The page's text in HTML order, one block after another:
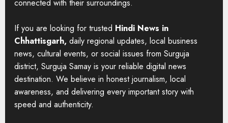
connected with their surroundings.
If you are looking for trusted Hindi News in
Chhattisgarh, daily regional updates, local business
news, cultural events, or social issues from Surguja
district, Surguja Samay is your reliable digital news
destination. We believe in honest journalism, local
awareness, and delivering every important story with
speed and authenticity.